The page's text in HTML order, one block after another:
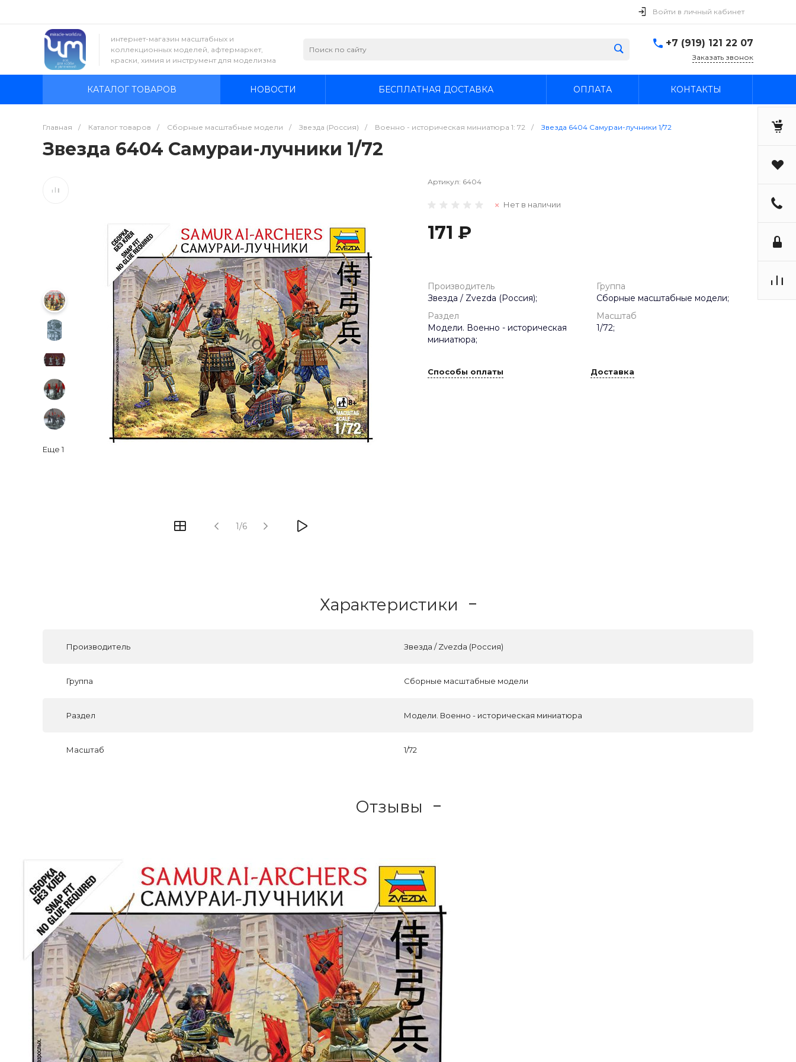
Войти в личный кабинет
интернет-магазин масштабных и
коллекционных моделей, афтермаркет,
краски, химия и инструмент для моделизма
+7 (919) 121 22 07
Заказать звонок
КАТАЛОГ ТОВАРОВ НОВОСТИ БЕСПЛАТНАЯ ДОСТАВКА ОПЛАТА КОНТАКТЫ
Главная / Каталог товаров / Сборные масштабные модели / Звезда (Россия) / Военно - историческая миниатюра 1: 72 / Звезда 6404 Самураи-лучники 1/72
Звезда 6404 Самураи-лучники 1/72
Еще 1
1/6
Артикул: 6404
Нет в наличии
171 ₽
Производитель
Звезда / Zvezda (Россия);
Группа
Сборные масштабные модели;
Раздел
Модели. Военно - историческая
миниатюра;
Масштаб
1/72;
Способы оплаты Доставка
Характеристики
Производитель Звезда / Zvezda (Россия)
Группа Сборные масштабные модели
Раздел Модели. Военно - историческая миниатюра
Масштаб 1/72
Отзывы